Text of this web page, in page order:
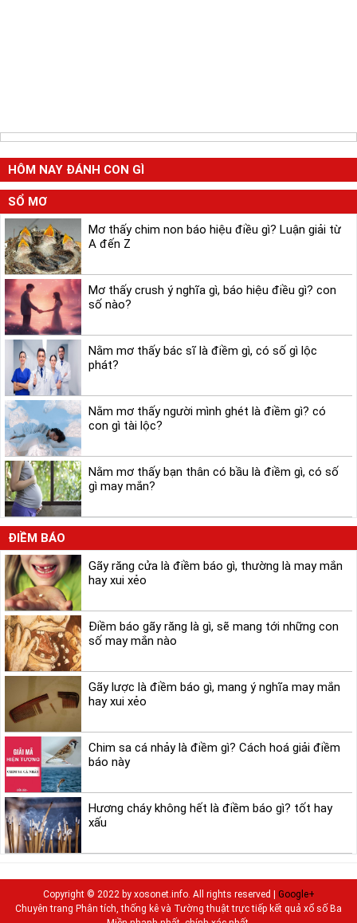
HÔM NAY ĐÁNH CON GÌ
SỔ MƠ
Mơ thấy chim non báo hiệu điều gì? Luận giải từ
A đến Z
Mơ thấy crush ý nghĩa gì, báo hiệu điều gì? con
số nào?
Nằm mơ thấy bác sĩ là điềm gì, có số gì lộc
phát?
Nằm mơ thấy người mình ghét là điềm gì? có
con gì tài lộc?
Nằm mơ thấy bạn thân có bầu là điềm gì, có số
gì may mắn?
ĐIỀM BÁO
Gãy răng cửa là điềm báo gì, thường là may mắn
hay xui xẻo
Điềm báo gãy răng là gì, sẽ mang tới những con
số may mắn nào
Gãy lược là điềm báo gì, mang ý nghĩa may mắn
hay xui xẻo
Chim sa cá nhảy là điềm gì? Cách hoá giải điềm
báo này
Hương cháy không hết là điềm báo gì? tốt hay
xấu
Copyright © 2022 by xosonet.info. All rights reserved | Google+
Chuyên trang Phân tích, thống kê và Tường thuật trực tiếp kết quả xổ số Ba